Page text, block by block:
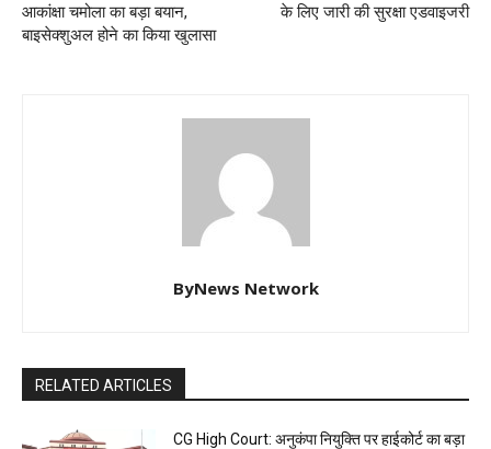
आकांक्षा चमोला का बड़ा बयान,
बाइसेक्शुअल होने का किया खुलासा
के लिए जारी की सुरक्षा एडवाइजरी
ByNews Network
RELATED ARTICLES
CG High Court: अनुकंपा नियुक्ति पर हाईकोर्ट का बड़ा